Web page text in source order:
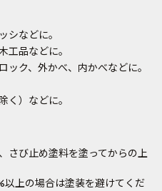
シなどに。
工品などに。
ク、外かべ、内かべなどに。
く）などに。
さび止め塗料を塗ってからの上
上の場合は塗装を避けてくだ